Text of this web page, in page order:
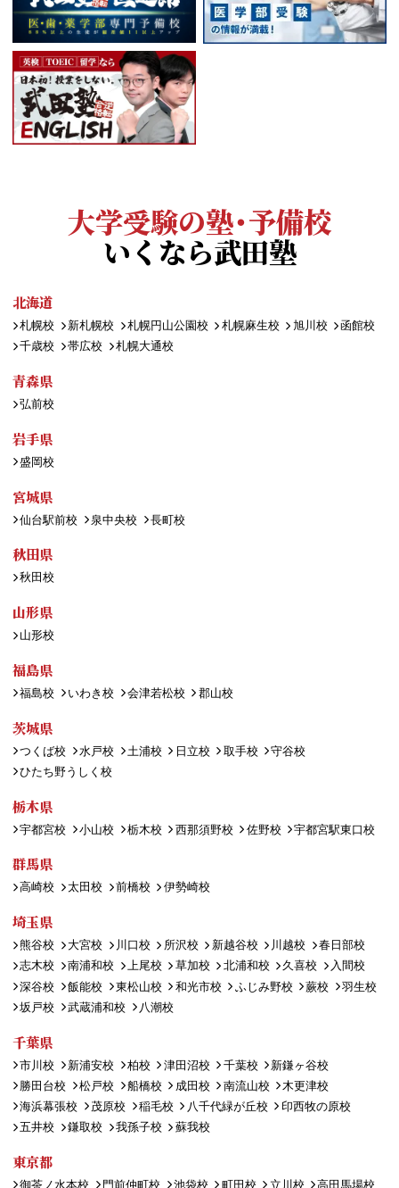
大学受験の塾・予備校
いくなら武田塾
北海道
札幌校 新札幌校 札幌円山公園校 札幌麻生校 旭川校
函館校
千歳校
帯広校 札幌大通校
青森県
弘前校
岩手県
盛岡校
宮城県
仙台駅前校 泉中央校 長町校
秋田県
秋田校
山形県
山形校
福島県
福島校 いわき校 会津若松校 郡山校
茨城県
つくば校 水戸校 土浦校 日立校 取手校
守谷校
ひたち野うしく校
栃木県
宇都宮校 小山校 栃木校 西那須野校 佐野校 宇都宮駅東口校
群馬県
高崎校 太田校 前橋校 伊勢崎校
埼玉県
熊谷校 大宮校 川口校 所沢校 新越谷校 川越校
春日部校
志木校
南浦和校 上尾校 草加校 北浦和校 久喜校
入間校
深谷校
飯能校 東松山校 和光市校 ふじみ野校 蕨校
羽生校
坂戸校
武蔵浦和校 八潮校
千葉県
市川校 新浦安校 柏校 津田沼校 千葉校
新鎌ヶ谷校
勝田台校
松戸校 船橋校 成田校 南流山校
木更津校
海浜幕張校
茂原校 稲毛校 八千代緑が丘校
印西牧の原校
五井校
鎌取校 我孫子校 蘇我校
東京都
御茶ノ水本校 門前仲町校 池袋校 町田校 立川校 高田馬場校